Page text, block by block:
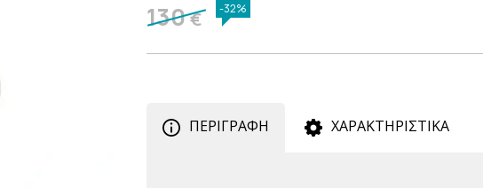
130€ -32%
ΠΕΡΙΓΡΑΦΗ ΧΑΡΑΚΤΗΡΙΣΤΙΚΑ